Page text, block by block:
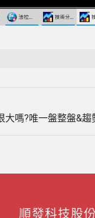
順發科技股